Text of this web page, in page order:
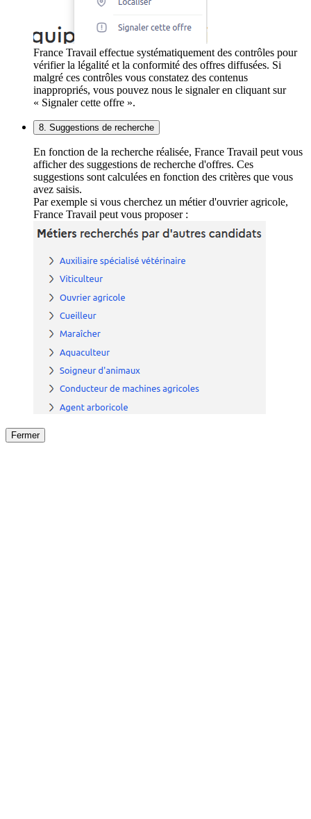
France Travail effectue systématiquement des contrôles pour
vérifier la légalité et la conformité des offres diffusées. Si
malgré ces contrôles vous constatez des contenus
inappropriés, vous pouvez nous le signaler en cliquant sur
« Signaler cette offre ».
8. Suggestions de recherche
En fonction de la recherche réalisée, France Travail peut vous
afficher des suggestions de recherche d'offres. Ces
suggestions sont calculées en fonction des critères que vous
avez saisis.
Par exemple si vous cherchez un métier d'ouvrier agricole,
France Travail peut vous proposer :
Fermer